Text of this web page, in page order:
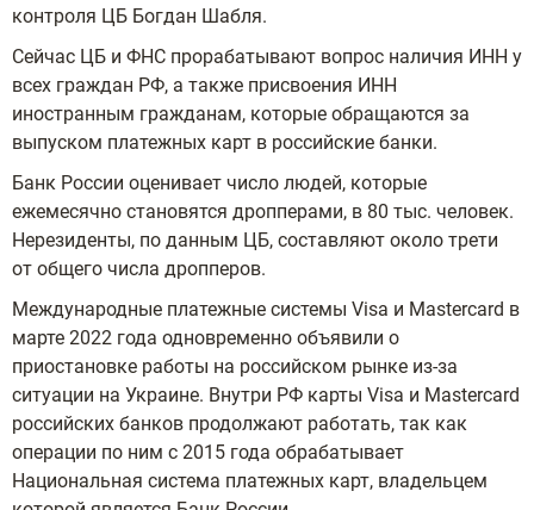
контроля ЦБ Богдан Шабля.
Сейчас ЦБ и ФНС прорабатывают вопрос наличия ИНН у
всех граждан РФ, а также присвоения ИНН
иностранным гражданам, которые обращаются за
выпуском платежных карт в российские банки.
Банк России оценивает число людей, которые
ежемесячно становятся дропперами, в 80 тыс. человек.
Нерезиденты, по данным ЦБ, составляют около трети
от общего числа дропперов.
Международные платежные системы Visa и Mastercard в
марте 2022 года одновременно объявили о
приостановке работы на российском рынке из-за
ситуации на Украине. Внутри РФ карты Visa и Mastercard
российских банков продолжают работать, так как
операции по ним с 2015 года обрабатывает
Национальная система платежных карт, владельцем